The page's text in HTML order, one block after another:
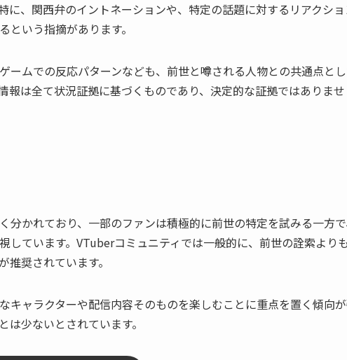
に、関西弁のイントネーションや、特定の話題に対するリアクシ
いう指摘があります。
ームでの反応パターンなども、前世と噂される人物との共通点と
報は全て状況証拠に基づくものであり、決定的な証拠ではありませ
分かれており、一部のファンは積極的に前世の特定を試みる一方で
しています。VTuberコミュニティでは一般的に、前世の詮索より
奨されています。
キャラクターや配信内容そのものを楽しむことに重点を置く傾向
少ないとされています。